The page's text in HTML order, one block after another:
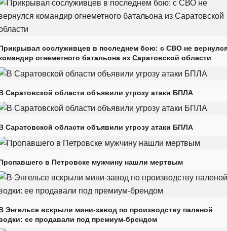
сослуживцев в последнем бою: с СВО не
огнеметного батальона из Саратовской области
Саратовской области объявили угрозу атаки БПЛА
Саратовской области объявили угрозу атаки БПЛА
в Петровске мужчину нашли мертвым
Энгельсе вскрыли мини-завод по производству паленой
ее продавали под премиум-брендом